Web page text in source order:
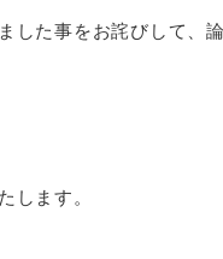
た事をお詫びして、
します。